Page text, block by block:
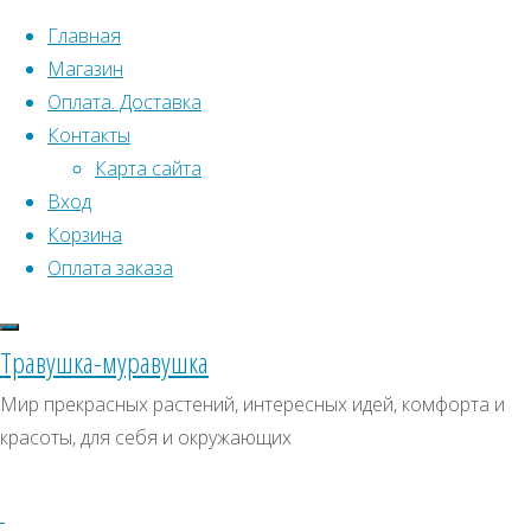
Перейти к содержимому
Главная
Магазин
Оплата. Доставка
Контакты
Карта сайта
Вход
Корзина
Оплата заказа
Травушка-муравушка
Мир прекрасных растений, интересных идей, комфорта и
красоты, для себя и окружающих
Что искать:
Поиск
с
меткой
“Лечебные”
Лечебные
Искать:
СКИДКИ, АКЦИИ
Категории магазина